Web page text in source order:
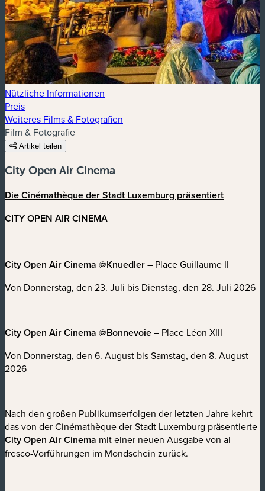
Nützliche Informationen
Preis
Weiteres Films & Fotografien
Film & Fotografie
Artikel teilen
City Open Air Cinema
Die Cinémathèque der Stadt Luxemburg präsentiert
CITY OPEN AIR CINEMA
City Open Air Cinema @Knuedler– Place Guillaume II
Von Donnerstag, den 23. Juli bis Dienstag, den 28. Juli 2026
City Open Air Cinema @Bonnevoie– Place Léon XIII
Von Donnerstag, den 6. August bis Samstag, den 8. August
2026
Nach den großen Publikumserfolgen der letzten Jahre kehrt
das von der Cinémathèque der Stadt Luxemburg präsentierte
City Open Air Cinema mit einer neuen Ausgabe von al
fresco-Vorführungen im Mondschein zurück.